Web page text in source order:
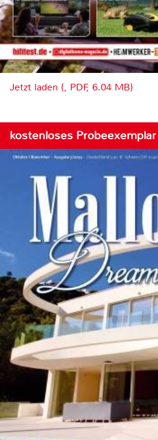
Jetzt laden (, PDF, 6.04 MB)
kostenloses Probeexemplar